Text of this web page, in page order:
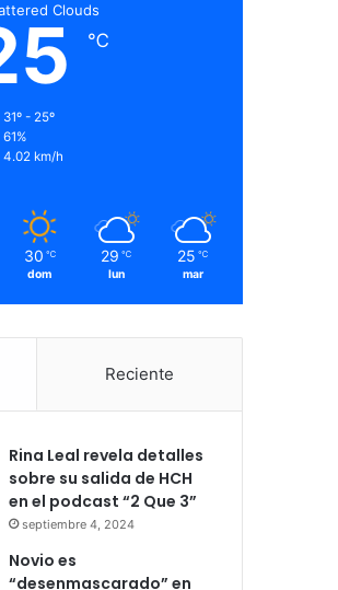
Clouds
℃
31º - 25º
61%
4.02 km/h
30 ℃
dom
29 ℃
lun
25 ℃
mar
Reciente
Rina Leal revela detalles
sobre su salida de HCH
en el podcast “2 Que 3”
septiembre 4, 2024
Novio es
“desenmascarado” en